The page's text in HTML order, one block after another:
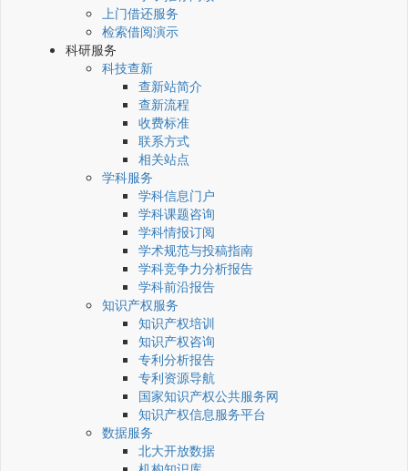
上门借还服务
检索借阅演示
科研服务
科技查新
查新站简介
查新流程
收费标准
联系方式
相关站点
学科服务
学科信息门户
学科课题咨询
学科情报订阅
学术规范与投稿指南
学科竞争力分析报告
学科前沿报告
知识产权服务
知识产权培训
知识产权咨询
专利分析报告
专利资源导航
国家知识产权公共服务网
知识产权信息服务平台
数据服务
北大开放数据